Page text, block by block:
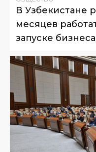
В Узбекистане
месяцев
запуске бизнеса